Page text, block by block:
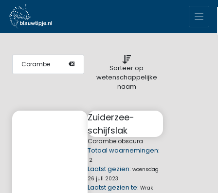
Sorteer op
wetenschappelijke
naam
Zuiderzee-
schijfslak
Corambeobscura
Totaal waarnemingen:
2
Laatst gezien: woensdag
26 juli 2023
Laatst gezien te: Wrak